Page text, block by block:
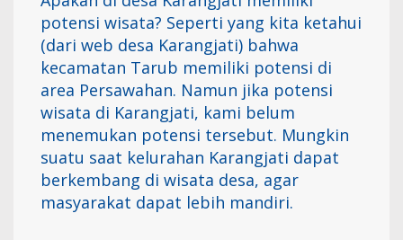
potensi wisata? Seperti yang kita ketahui
(dari web desa Karangjati) bahwa
kecamatan Tarub memiliki potensi di
area Persawahan. Namun jika potensi
wisata di Karangjati, kami belum
menemukan potensi tersebut. Mungkin
suatu saat kelurahan Karangjati dapat
berkembang di wisata desa, agar
masyarakat dapat lebih mandiri.